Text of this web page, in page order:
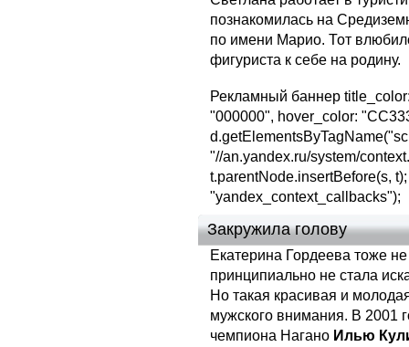
познакомилась на
по имени Марио. Тот
фигуриста к себе на родину.
Рекламный баннер
"000000", hover_color:
"//an.yandex.ru/system/
t.parentNode.insertBefore(s,
"yandex_context_callbacks");
Закружила голову
Екатерина Гордеева тоже
принципиально не стала
Но такая красивая и
мужского внимания. В 2001
чемпиона Нагано Илью